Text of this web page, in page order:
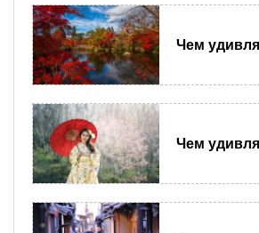
Чем
Чем